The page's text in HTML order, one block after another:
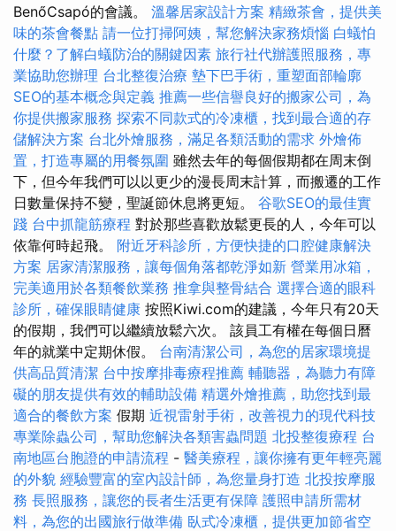
BenőCsapó的會議。 溫馨居家設計方案 精緻茶會，提供美
味的茶會餐點 請一位打掃阿姨，幫您解決家務煩惱 白蟻怕
什麼？了解白蟻防治的關鍵因素 旅行社代辦護照服務，專
業協助您辦理 台北整復治療 墊下巴手術，重塑面部輪廓
SEO的基本概念與定義 推薦一些信譽良好的搬家公司，為
你提供搬家服務 探索不同款式的冷凍櫃，找到最合適的存
儲解決方案 台北外燴服務，滿足各類活動的需求 外燴佈
置，打造專屬的用餐氛圍 雖然去年的每個假期都在周末倒
下，但今年我們可以以更少的漫長周末計算，而搬遷的工作
日數量保持不變，聖誕節休息將更短。 谷歌SEO的最佳實
踐 台中抓龍筋療程 對於那些喜歡放鬆更長的人，今年可以
依靠何時起飛。 附近牙科診所，方便快捷的口腔健康解決
方案 居家清潔服務，讓每個角落都乾淨如新 營業用冰箱，
完美適用於各類餐飲業務 推拿與整骨結合 選擇合適的眼科
診所，確保眼睛健康 按照Kiwi.com的建議，今年只有20天
的假期，我們可以繼續放鬆六次。 該員工有權在每個日曆
年的就業中定期休假。 台南清潔公司，為您的居家環境提
供高品質清潔 台中按摩排毒療程推薦 輔聽器，為聽力有障
礙的朋友提供有效的輔助設備 精選外燴推薦，助您找到最
適合的餐飲方案 假期 近視雷射手術，改善視力的現代科技
專業除蟲公司，幫助您解決各類害蟲問題 北投整復療程 台
南地區台胞證的申請流程 - 醫美療程，讓你擁有更年輕亮麗
的外貌 經驗豐富的室內設計師，為您量身打造 北投按摩服
務 長照服務，讓您的長者生活更有保障 護照申請所需材
料，為您的出國旅行做準備 臥式冷凍櫃，提供更加節省空